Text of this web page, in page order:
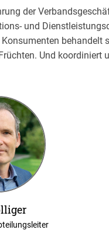
der
und
behandelt
Und koordiniert